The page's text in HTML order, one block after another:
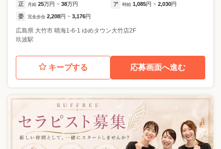
正 月給 25万円 ~ 38万円 ア 時給 1,085円 ~ 2,030円
委 完全歩合 2,208円 ~ 3,176円
広島県 大竹市 晴海1-6-1 ゆめタウン大竹店2F
玖波駅
キープする 応募画面へ進む